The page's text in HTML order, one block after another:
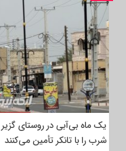
یک ماه بی‌آبی در روستای گزیر
شرب را با تانکر تأمین می‌کنند